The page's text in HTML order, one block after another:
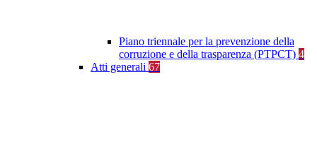
Piano triennale per la prevenzione della
corruzione e della trasparenza (PTPCT) 4
Atti generali 67